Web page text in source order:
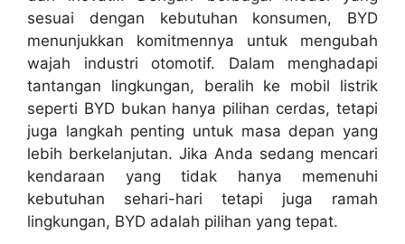
sesuai dengan kebutuhan konsumen, BYD
menunjukkan komitmennya untuk mengubah
wajah industri otomotif. Dalam menghadapi
tantangan lingkungan, beralih ke mobil listrik
seperti BYD bukan hanya pilihan cerdas, tetapi
juga langkah penting untuk masa depan yang
lebih berkelanjutan. Jika Anda sedang mencari
kendaraan yang tidak hanya memenuhi
kebutuhan sehari-hari tetapi juga ramah
lingkungan, BYD adalah pilihan yang tepat.